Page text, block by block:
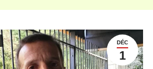
DÉC
1